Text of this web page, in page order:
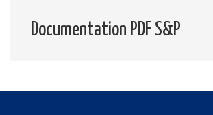
Documentation PDF S&P